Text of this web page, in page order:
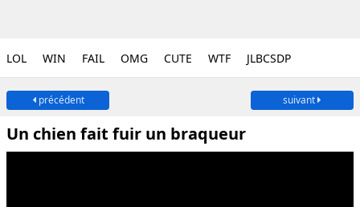
LOL WIN FAIL OMG CUTE WTF JLBCSDP
précédent suivant
Un chien fait fuir un braqueur